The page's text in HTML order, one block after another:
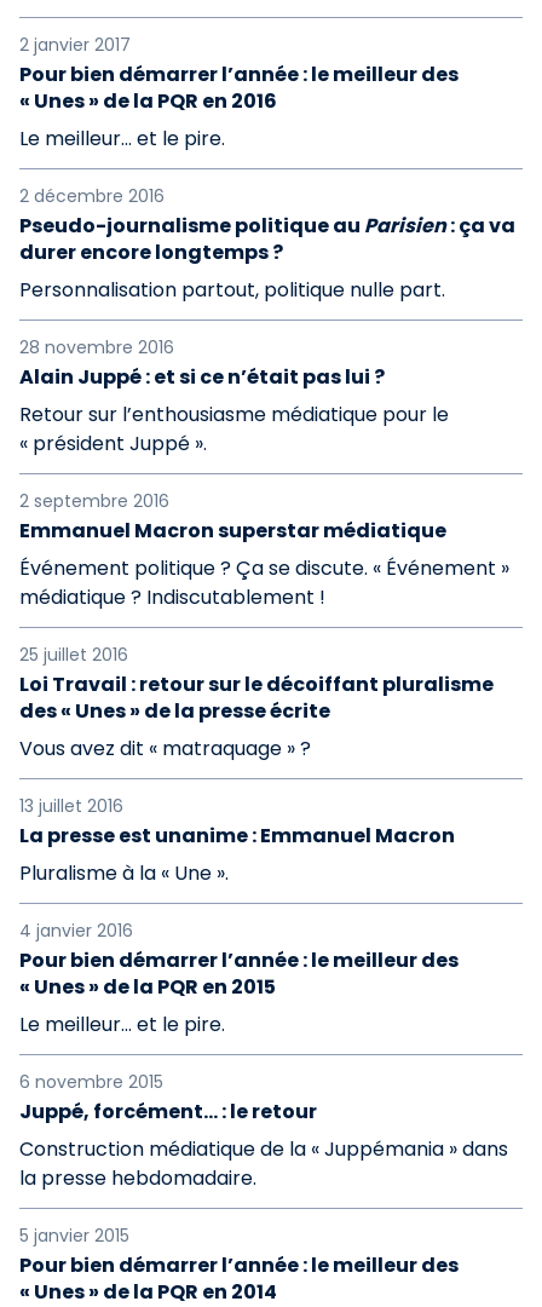
2 janvier 2017
Pour bien démarrer l’année : le meilleur des
« Unes » de la PQR en 2016
Le meilleur... et le pire.
2 décembre 2016
Pseudo-journalisme politique au Parisien: ça va
durer encore longtemps ?
Personnalisation partout, politique nulle part.
28 novembre 2016
Alain Juppé : et si ce n’était pas lui ?
Retour sur l’enthousiasme médiatique pour le
« président Juppé ».
2 septembre 2016
Emmanuel Macron superstar médiatique
Événement politique ? Ça se discute. « Événement »
médiatique ? Indiscutablement !
25 juillet 2016
Loi Travail : retour sur le décoiffant pluralisme
des « Unes » de la presse écrite
Vous avez dit « matraquage » ?
13 juillet 2016
La presse est unanime : Emmanuel Macron
Pluralisme à la « Une ».
4 janvier 2016
Pour bien démarrer l’année : le meilleur des
« Unes » de la PQR en 2015
Le meilleur... et le pire.
6 novembre 2015
Juppé, forcément... : le retour
Construction médiatique de la « Juppémania » dans
la presse hebdomadaire.
5 janvier 2015
Pour bien démarrer l’année : le meilleur des
« Unes » de la PQR en 2014